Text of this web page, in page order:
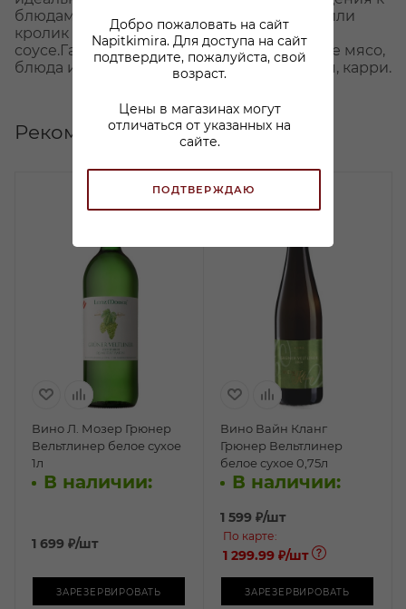
Добро пожаловать на сайт
Napitkimira. Для доступа на сайт
подтвердите, пожалуйста, свой
возраст.
Цены в магазинах могут
отличаться от указанных на
сайте.
ПОДТВЕРЖДАЮ
блюдам сложной кухни, таким как карри или
кролик в сливочно-грибном
соусе.Гастрономические сочетания: белое мясо,
блюда из морепродуктов, азиатская кухня, карри.
Рекомендуем
Вино Л. Мозер Грюнер
Вельтлинер белое сухое
1л
В наличии:
1 699 ₽/шт
ЗАРЕЗЕРВИРОВАТЬ
Вино Вайн Кланг
Грюнер Вельтлинер
белое сухое 0,75л
В наличии:
1 599 ₽/шт
По карте:
1 299.99 ₽/шт
ЗАРЕЗЕРВИРОВАТЬ